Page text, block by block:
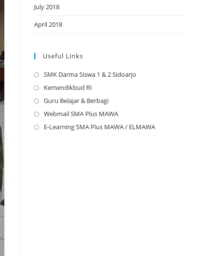
July 2018
April 2018
Useful Links
SMK Darma Siswa 1 & 2 Sidoarjo
tab
Kemendikbud RI
in
a
new
Guru Belajar & BerbagiOpens
in
a
Webmail SMA Plus MAWAOpens
in
E-Learning SMA Plus MAWA / ELMAWAOpens